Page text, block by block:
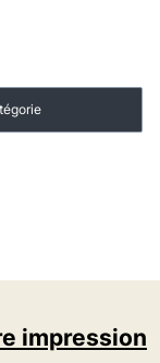
impression